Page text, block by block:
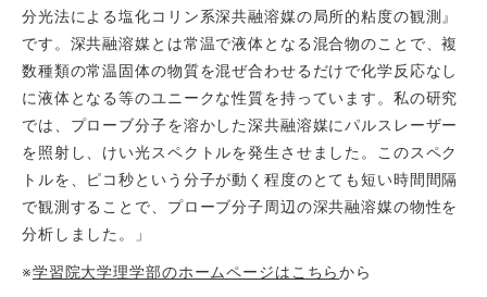
分光法による塩化コリン系深共融溶媒の局所的粘度の観測』
です。深共融溶媒とは常温で液体となる混合物のことで、複
数種類の常温固体の物質を混ぜ合わせるだけで化学反応なし
に液体となる等のユニークな性質を持っています。私の研究
では、プローブ分子を溶かした深共融溶媒にパルスレーザー
を照射し、けい光スペクトルを発生させました。このスペク
トルを、ピコ秒という分子が動く程度のとても短い時間間隔
で観測することで、プローブ分子周辺の深共融溶媒の物性を
分析しました。」
※学習院大学理学部のホームページはこちらから